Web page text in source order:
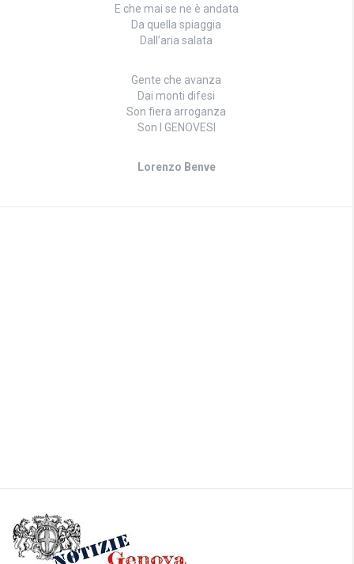
E che mai se ne è andata
Da quella spiaggia
Dall’aria salata
Gente che avanza
Dai monti difesi
Son fiera arroganza
Son I GENOVESI
Lorenzo Benve